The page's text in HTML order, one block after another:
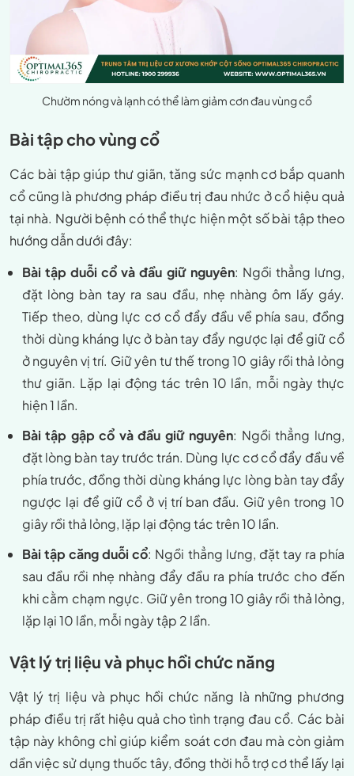
Chườm nóng và lạnh có thể làm giảm cơn đau vùng cổ
Bài tập cho vùng cổ
Các bài tập giúp thư giãn, tăng sức mạnh cơ bắp quanh
cổ cũng là phương pháp điều trị đau nhức ở cổ hiệu quả
tại nhà. Người bệnh có thể thực hiện một số bài tập theo
hướng dẫn dưới đây:
Bài tập duỗi cổ và đầu giữ nguyên: Ngồi thẳng lưng,
đặt lòng bàn tay ra sau đầu, nhẹ nhàng ôm lấy gáy.
Tiếp theo, dùng lực cơ cổ đẩy đầu về phía sau, đồng
thời dùng kháng lực ở bàn tay đẩy ngược lại để giữ cổ
ở nguyên vị trí. Giữ yên tư thế trong 10 giây rồi thả lỏng
thư giãn. Lặp lại động tác trên 10 lần, mỗi ngày thực
hiện 1 lần.
Bài tập gập cổ và đầu giữ nguyên: Ngồi thẳng lưng,
đặt lòng bàn tay trước trán. Dùng lực cơ cổ đẩy đầu về
phía trước, đồng thời dùng kháng lực lòng bàn tay đẩy
ngược lại để giữ cổ ở vị trí ban đầu. Giữ yên trong 10
giây rồi thả lỏng, lặp lại động tác trên 10 lần.
Bài tập căng duỗi cổ: Ngồi thẳng lưng, đặt tay ra phía
sau đầu rồi nhẹ nhàng đẩy đầu ra phía trước cho đến
khi cằm chạm ngực. Giữ yên trong 10 giây rồi thả lỏng,
lặp lại 10 lần, mỗi ngày tập 2 lần.
Vật lý trị liệu và phục hồi chức năng
Vật lý trị liệu và phục hồi chức năng là những phương
pháp điều trị rất hiệu quả cho tình trạng đau cổ. Các bài
tập này không chỉ giúp kiểm soát cơn đau mà còn giảm
dần việc sử dụng thuốc tây, đồng thời hỗ trợ cơ thể lấy lại